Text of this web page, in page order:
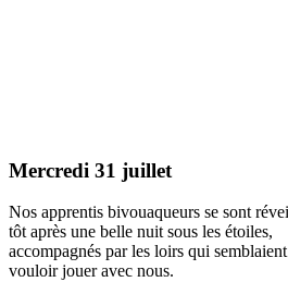
Mercredi 31 juillet
Nos apprentis bivouaqueurs se sont
tôt après une belle nuit sous les étoiles,
accompagnés par les loirs qui semblaient
vouloir jouer avec nous.